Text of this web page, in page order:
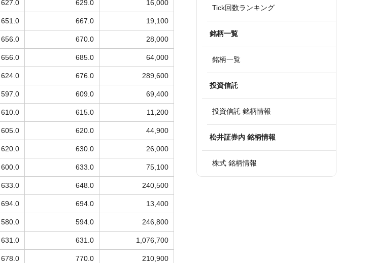
627.0 629.0 16,000
651.0 667.0 19,100
656.0 670.0 28,000
656.0 685.0 64,000
624.0 676.0 289,600
597.0 609.0 69,400
610.0 615.0 11,200
605.0 620.0 44,900
620.0 630.0 26,000
600.0 633.0 75,100
633.0 648.0 240,500
694.0 694.0 13,400
580.0 594.0 246,800
631.0 631.0 1,076,700
678.0 770.0 210,900
Tick回数ランキング
銘柄一覧
銘柄一覧
投資信託
投資信託 銘柄情報
松井証券内 銘柄情報
株式 銘柄情報